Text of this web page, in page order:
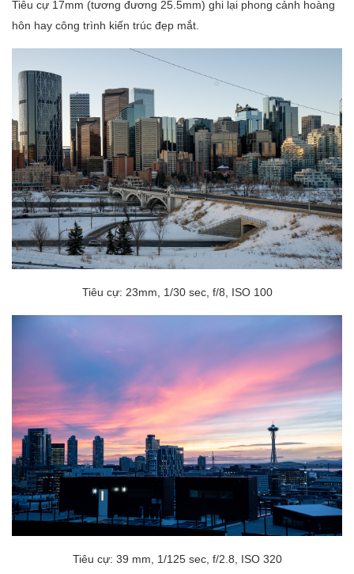
Tiêu cự 17mm (tương đương 25.5mm) ghi lại phong cảnh hoàng
hôn hay công trình kiến trúc đẹp mắt.
Tiêu cự: 23mm, 1/30 sec, f/8, ISO 100
Tiêu cự: 39 mm, 1/125 sec, f/2.8, ISO 320